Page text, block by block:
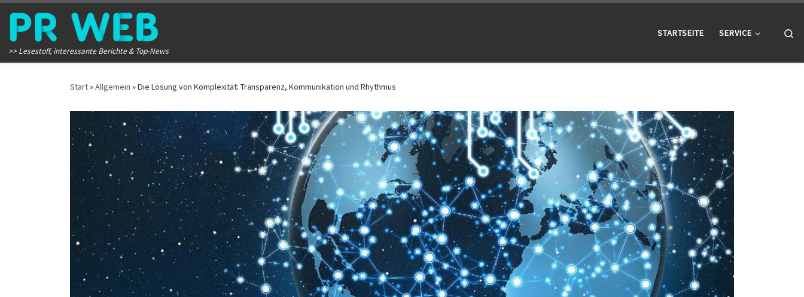
Zum Inhalt springen
>> Lesestoff, interessante Berichte & Top-News
STARTSEITE SERVICE
Start»Allgemein »Die Lösung von Komplexität: Transparenz, Kommunikation und Rhythmus